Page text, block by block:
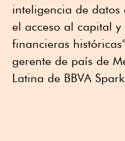
inteligencia de
el acceso al capital y
financieras
gerente de país de
Latina de BBVA